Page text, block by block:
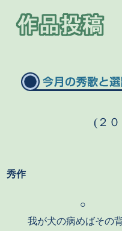
(２０
秀作
○
我が犬の病めばその